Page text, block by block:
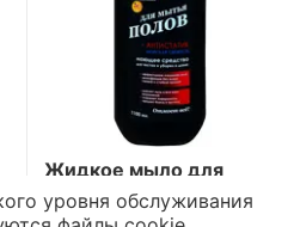
Жидкое мыло для
полов «Aromika» 72%
Морская свежесть
5 1
уровня обслуживания